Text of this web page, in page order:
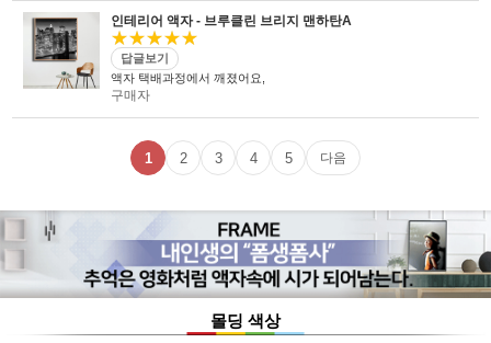
인테리어 액자 - 브루클린 브리지 맨하탄A
★★★★★
답글보기
액자 택배과정에서 깨졌어요,
구매자
1 2 3 4 5 다음
몰딩 색상